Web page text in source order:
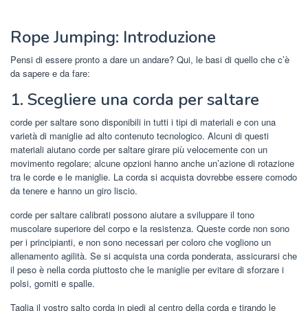
Rope Jumping: Introduzione
Pensi di essere pronto a dare un andare? Qui, le basi di quello che c’è
da sapere e da fare:
1. Scegliere una corda per saltare
corde per saltare sono disponibili in tutti i tipi di materiali e con una
varietà di maniglie ad alto contenuto tecnologico. Alcuni di questi
materiali aiutano corde per saltare girare più velocemente con un
movimento regolare; alcune opzioni hanno anche un’azione di rotazione
tra le corde e le maniglie. La corda si acquista dovrebbe essere comodo
da tenere e hanno un giro liscio.
corde per saltare calibrati possono aiutare a sviluppare il tono
muscolare superiore del corpo e la resistenza. Queste corde non sono
per i principianti, e non sono necessari per coloro che vogliono un
allenamento agilità. Se si acquista una corda ponderata, assicurarsi che
il peso è nella corda piuttosto che le maniglie per evitare di sforzare i
polsi, gomiti e spalle.
Taglia il vostro salto corda in piedi al centro della corda e tirando le